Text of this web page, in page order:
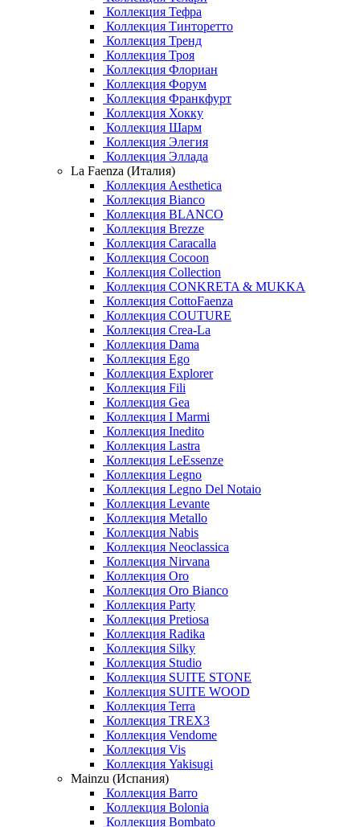
Коллекция Тефра
Коллекция Тинторетто
Коллекция Тренд
Коллекция Троя
Коллекция Флориан
Коллекция Форум
Коллекция Франкфурт
Коллекция Хокку
Коллекция Шарм
Коллекция Элегия
Коллекция Эллада
La Faenza (Италия)
Коллекция Aesthetica
Коллекция Bianco
Коллекция BLANCO
Коллекция Brezze
Коллекция Caracalla
Коллекция Cocoon
Коллекция Collection
Коллекция CONKRETA & MUKKA
Коллекция CottoFaenza
Коллекция COUTURE
Коллекция Crea-La
Коллекция Dama
Коллекция Ego
Коллекция Explorer
Коллекция Fili
Коллекция Gea
Коллекция I Marmi
Коллекция Inedito
Коллекция Lastra
Коллекция LeEssenze
Коллекция Legno
Коллекция Legno Del Notaio
Коллекция Levante
Коллекция Metallo
Коллекция Nabis
Коллекция Neoclassica
Коллекция Nirvana
Коллекция Oro
Коллекция Oro Bianco
Коллекция Party
Коллекция Pretiosa
Коллекция Radika
Коллекция Silky
Коллекция Studio
Коллекция SUITE STONE
Коллекция SUITE WOOD
Коллекция Terra
Коллекция TREX3
Коллекция Vendome
Коллекция Vis
Коллекция Yakisugi
Mainzu (Испания)
Коллекция Barro
Коллекция Bolonia
Коллекция Bombato